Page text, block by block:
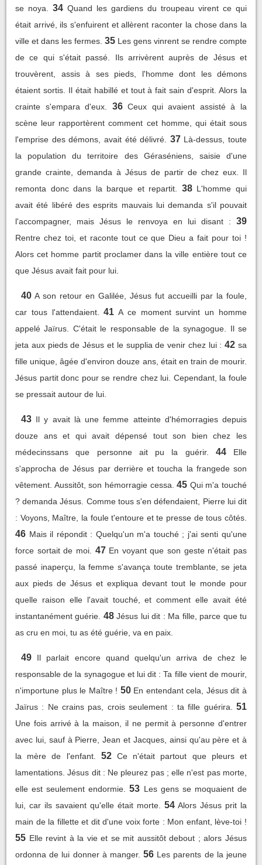
se noya.
34 Quand les gardiens du troupeau virent ce qui
était arrivé, ils s'enfuirent et allèrent raconter la chose dans la
ville et dans les fermes. 35 Les gens vinrent se rendre compte
de ce qui s'était passé. Ils arrivèrent auprès de Jésus et
trouvèrent, assis à ses pieds, l'homme dont les démons
étaient sortis. Il était habillé et tout à fait sain d'esprit. Alors la
crainte s'empara d'eux.
36 Ceux qui avaient assisté à la
scène leur rapportèrent comment cet homme, qui était sous
l'emprise des démons, avait été délivré.
37 Là-dessus, toute
la population du territoire des Géraséniens, saisie d'une
grande crainte, demanda à Jésus de partir de chez eux. Il
remonta donc dans la barque et repartit.
38 L'homme qui
avait été libéré des esprits mauvais lui demanda s'il pouvait
l'accompagner, mais Jésus le renvoya en lui disant :
39
Rentre chez toi, et raconte tout ce que Dieu a fait pour toi !
Alors cet homme partit proclamer dans la ville entière tout ce
que Jésus avait fait pour lui.
40 A son retour en Galilée, Jésus fut accueilli par la foule,
car tous l'attendaient.
41 A ce moment survint un homme
appelé Jaïrus. C'était le responsable de la synagogue. Il se
jeta aux pieds de Jésus et le supplia de venir chez lui : 42 sa
fille unique, âgée d'environ douze ans, était en train de mourir.
Jésus partit donc pour se rendre chez lui. Cependant, la foule
se pressait autour de lui.
43 Il y avait là une femme atteinte d'hémorragies depuis
douze ans et qui avait dépensé tout son bien chez les
médecinssans que personne ait pu la guérir.
44
Elle
s'approcha de Jésus par derrière et toucha la frangede son
vêtement. Aussitôt, son hémorragie cessa. 45 Qui m'a touché
? demanda Jésus. Comme tous s'en défendaient, Pierre lui dit
: Voyons, Maître, la foule t'entoure et te presse de tous côtés.
46 Mais il répondit : Quelqu'un m'a touché ; j'ai senti qu'une
force sortait de moi.
47 En voyant que son geste n'était pas
passé inaperçu, la femme s'avança toute tremblante, se jeta
aux pieds de Jésus et expliqua devant tout le monde pour
quelle raison elle l'avait touché, et comment elle avait été
instantanément guérie. 48 Jésus lui dit : Ma fille, parce que tu
as cru en moi, tu as été guérie, va en paix.
49
Il parlait encore quand quelqu'un arriva de chez le
responsable de la synagogue et lui dit : Ta fille vient de mourir,
n'importune plus le Maître ! 50 En entendant cela, Jésus dit à
Jaïrus : Ne crains pas, crois seulement : ta fille guérira.
51
Une fois arrivé à la maison, il ne permit à personne d'entrer
avec lui, sauf à Pierre, Jean et Jacques, ainsi qu'au père et à
la mère de l'enfant.
52 Ce n'était partout que pleurs et
lamentations. Jésus dit : Ne pleurez pas ; elle n'est pas morte,
elle est seulement endormie.
53 Les gens se moquaient de
lui, car ils savaient qu'elle était morte.
54 Alors Jésus prit la
main de la fillette et dit d'une voix forte : Mon enfant, lève-toi !
55 Elle revint à la vie et se mit aussitôt debout ; alors Jésus
ordonna de lui donner à manger. 56 Les parents de la jeune